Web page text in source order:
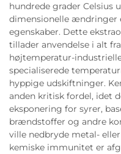
hundrede grader Celsius
dimensionelle ændringer
egenskaber. Dette
tillader anvendelse i alt
højtemperatur-
specialiserede
hyppige udskiftninger.
anden kritisk fordel, idet
eksponering for syrer,
brændstoffer og andre
ville nedbryde metal-
kemiske immunitet er